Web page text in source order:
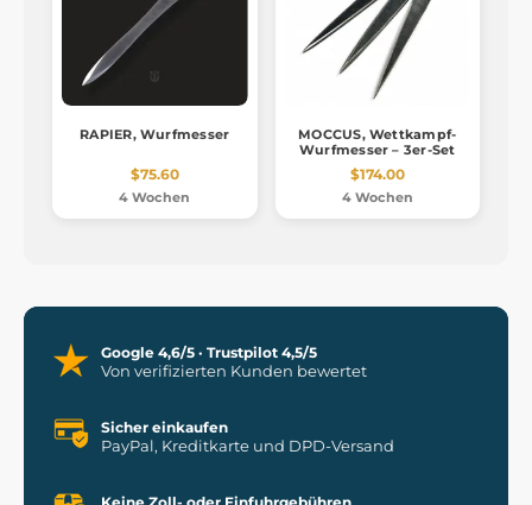
RAPIER, Wurfmesser
$75.60
4 Wochen
MOCCUS, Wettkampf-
Wurfmesser – 3er-Set
$174.00
4 Wochen
Google 4,6/5 · Trustpilot 4,5/5
Von verifizierten Kunden bewertet
Sicher einkaufen
PayPal, Kreditkarte und DPD-Versand